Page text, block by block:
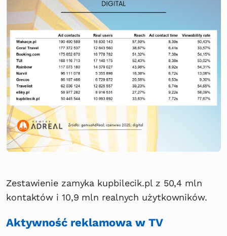
Zestawienie zamyka kupbilecik.pl z 50,4 mln
kontaktów i 10,9 mln realnych użytkowników.
Aktywność reklamowa w TV